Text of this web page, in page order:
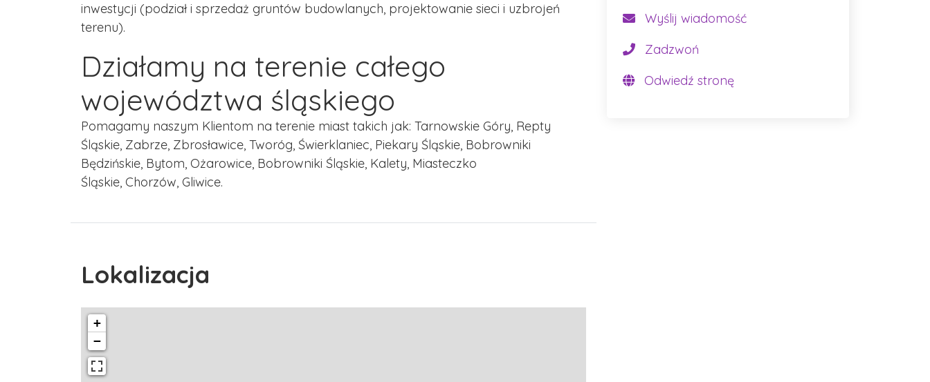
inwestycji (podział i sprzedaż gruntów budowlanych, projektowanie sieci i uzbrojeń
terenu).
Działamy na terenie całego
województwa śląskiego
Pomagamy naszym Klientom na terenie miast takich jak: Tarnowskie Góry, Repty
Śląskie, Zabrze, Zbrosławice, Tworóg, Świerklaniec, Piekary Śląskie, Bobrowniki
Będzińskie, Bytom, Ożarowice, Bobrowniki Śląskie, Kalety, Miasteczko
Śląskie, Chorzów, Gliwice.
Lokalizacja
+
−
Wyślij wiadomość
Zadzwoń
Odwiedź stronę